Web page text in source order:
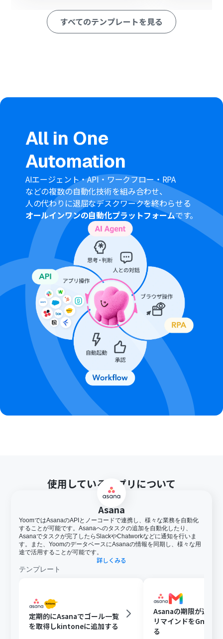
Asanaのトリガー設定では、通知のきっかけとしたいプロ
ジェクト内のセクションを任意で指定することが可能で
Asana、SlackのそれぞれとYoomを連携してください。
ください。
すべてのテンプレートを見る
All in One
Automation
AIエージェント・API・ワークフロー・RPA
などの複数の自動化技術を組み合わせ、
人の代わりに退屈なデスクワークを終わらせる
オールインワンの自動化プラットフォームです。
使用しているアプリについて
Asana
YoomではAsanaのAPIとノーコードで連携し、様々な業務を自動化
することが可能です。Asanaへのタスクの追加を自動化したり、
Asanaでタスクが完了したらSlackやChatworkなどに通知を行いま
す。また、YoomのデータベースにAsanaの情報を同期し、様々な用
途で活用することが可能です。
詳しくみる
テンプレート
定期的にAsanaでゴール一覧
を取得しkintoneに追加する
Asanaの期限が近い
リマインドをGmail
る